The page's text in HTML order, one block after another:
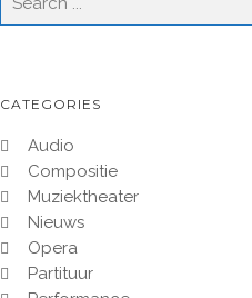
CATEGORIES
Audio
Compositie
Muziektheater
Nieuws
Opera
Partituur